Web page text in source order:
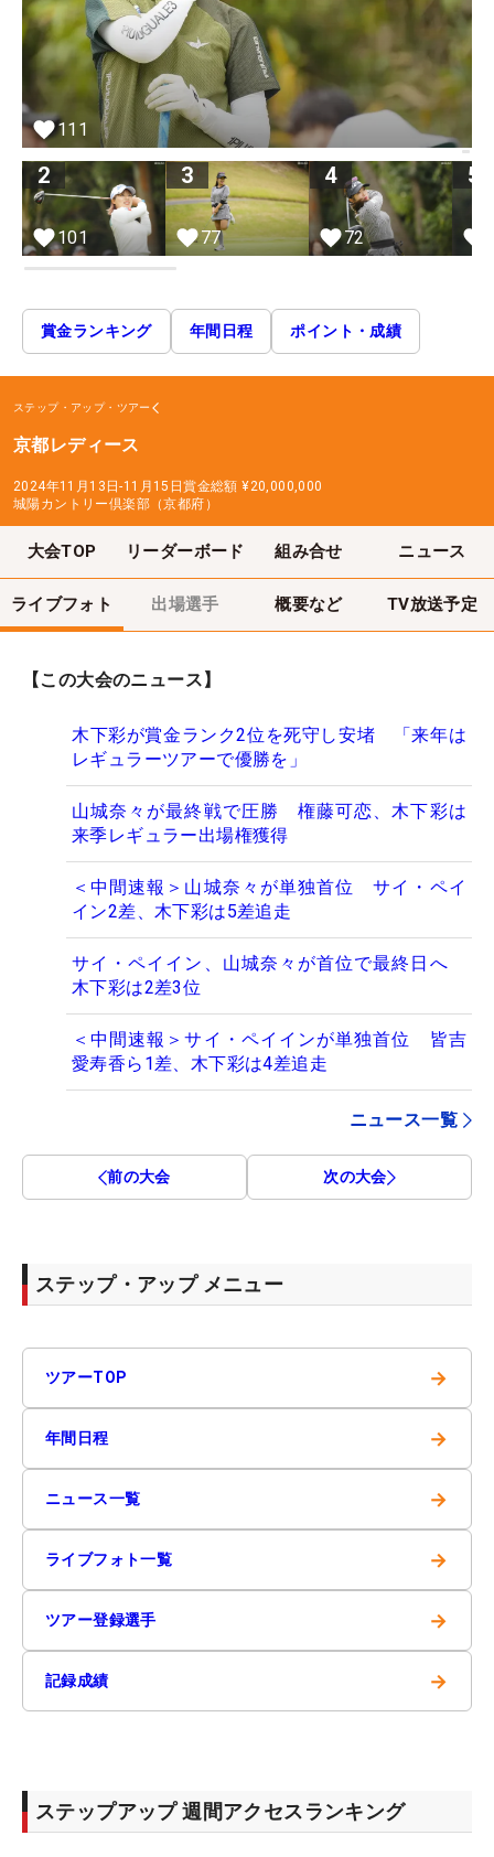
111
2
101
3
77
4
72
5
賞金ランキング 年間日程 ポイント・成績
ステップ・アップ・ツアー
京都レディース
2024年11月13日-11月15日賞金総額 ¥20,000,000
城陽カントリー倶楽部（京都府）
大会TOP リーダーボード 組み合せ ニュース
ライブフォト 出場選手 概要など TV放送予定
【この大会のニュース】
木下彩が賞金ランク2位を死守し安堵 「来年は
レギュラーツアーで優勝を」
山城奈々が最終戦で圧勝 権藤可恋、木下彩は
来季レギュラー出場権獲得
＜中間速報＞山城奈々が単独首位 サイ・ペイ
イン2差、木下彩は5差追走
サイ・ペイイン、山城奈々が首位で最終日へ
木下彩は2差3位
＜中間速報＞サイ・ペイインが単独首位 皆吉
愛寿香ら1差、木下彩は4差追走
ニュース一覧
前の大会 次の大会
ステップ・アップ メニュー
ツアーTOP →
年間日程 →
ニュース一覧 →
ライブフォト一覧 →
ツアー登録選手 →
記録成績 →
ステップアップ 週間アクセスランキング